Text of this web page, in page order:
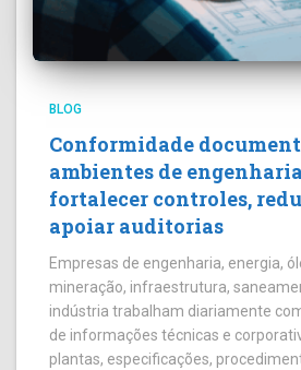
BLOG
Conformidade
ambientes de
fortalecer controles,
apoiar auditorias
Empresas de engenharia, energia,
mineração, infraestrutura,
indústria trabalham diariamente
de informações técnicas e
plantas, especificações,